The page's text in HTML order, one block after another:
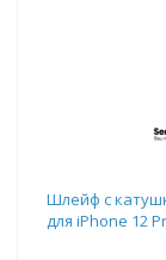
Шлейф с
для iPhone 12